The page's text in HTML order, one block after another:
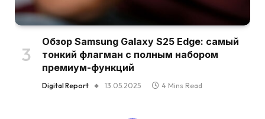
Обзор Samsung Galaxy S25 Edge: самый
тонкий флагман с полным набором
премиум-функций
Digital Report 13.05.2025 4 Mins Read